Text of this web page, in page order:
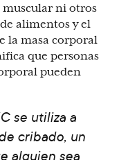
muscular ni otros
alimentos y el
la masa corporal
que personas
pueden
se utiliza a
cribado, un
alguien sea